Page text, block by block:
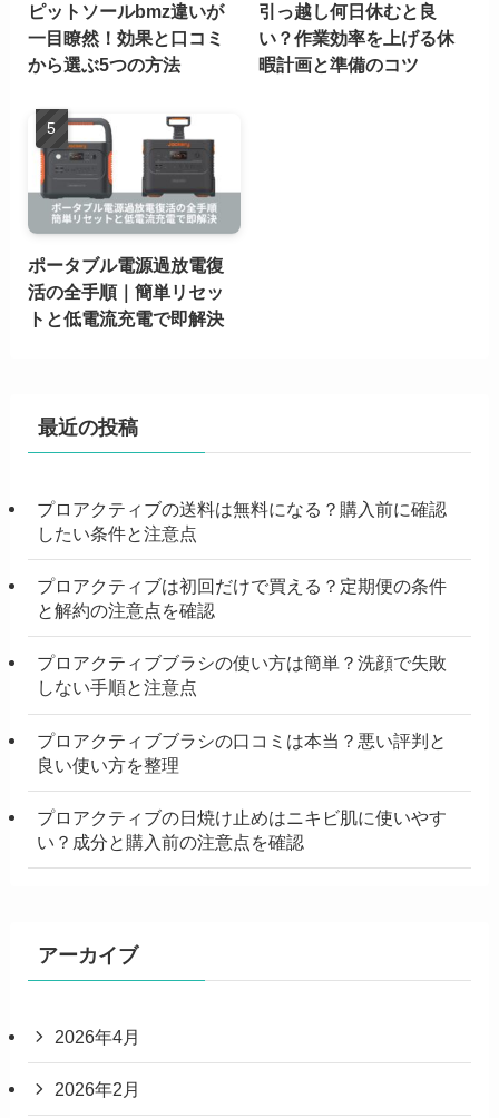
ピットソールbmz違いが
一目瞭然！効果と口コミ
から選ぶ5つの方法
引っ越し何日休むと良
い？作業効率を上げる休
暇計画と準備のコツ
ポータブル電源過放電復
活の全手順｜簡単リセッ
トと低電流充電で即解決
最近の投稿
プロアクティブの送料は無料になる？購入前に確認
したい条件と注意点
プロアクティブは初回だけで買える？定期便の条件
と解約の注意点を確認
プロアクティブブラシの使い方は簡単？洗顔で失敗
しない手順と注意点
プロアクティブブラシの口コミは本当？悪い評判と
良い使い方を整理
プロアクティブの日焼け止めはニキビ肌に使いやす
い？成分と購入前の注意点を確認
アーカイブ
2026年4月
2026年2月